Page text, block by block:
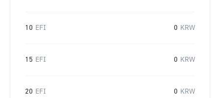
10 EFI 0 KRW
15 EFI 0 KRW
20 EFI 0 KRW